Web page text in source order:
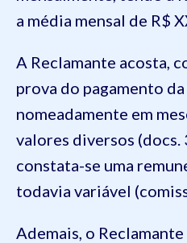
a média mensal de R$
A Reclamante acosta,
prova do pagamento
nomeadamente em
valores diversos (docs.
constata-se uma
todavia variável
Ademais, o